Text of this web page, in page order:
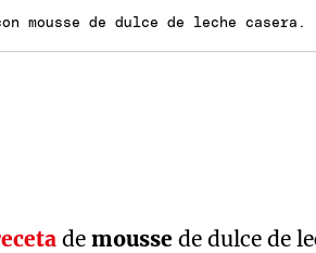
mousse de dulce de leche casera.
demoussede dulce de